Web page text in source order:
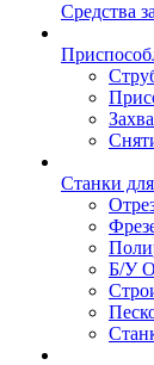
Средства
Станки
Б/У